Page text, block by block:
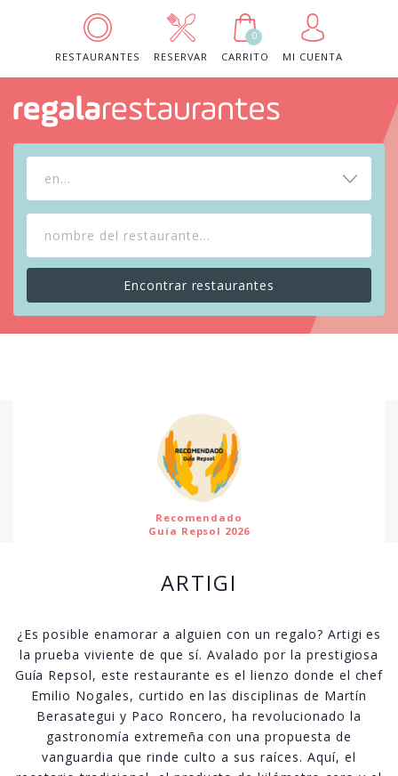
RESTAURANTES RESERVAR
0
CARRITO
MI CUENTA
en...
Recomendado
Guía Repsol 2026
ARTIGI
¿Es posible enamorar a alguien con un regalo? Artigi es
la prueba viviente de que sí. Avalado por la prestigiosa
Guía Repsol, este restaurante es el lienzo donde el chef
Emilio Nogales, curtido en las disciplinas de Martín
Berasategui y Paco Roncero, ha revolucionado la
gastronomía extremeña con una propuesta de
vanguardia que rinde culto a sus raíces. Aquí, el